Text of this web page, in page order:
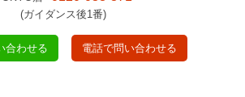
(ガイダンス後1番)
合わせる 電話で問い合わせる